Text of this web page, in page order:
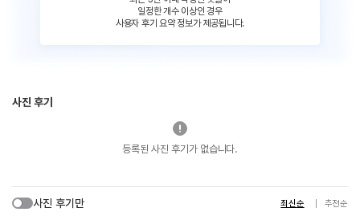
일정한 개수 이상인 경우
사용자 후기 요약 정보가 제공됩니다.
사진 후기
등록된 사진 후기가 없습니다.
사진 후기만 최신순 추천순